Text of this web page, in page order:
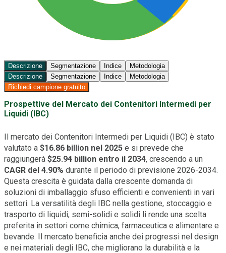
Descrizione Segmentazione Indice
Metodologia
Descrizione
Segmentazione Indice
Metodologia
Richiedi campione gratuito
Prospettive del Mercato dei Contenitori Intermedi per
Liquidi (IBC)
Il mercato dei Contenitori Intermedi per Liquidi (IBC) è stato
valutato a $16.86 billion nel 2025 e si prevede che
raggiungerà $25.94 billion entro il 2034, crescendo a un
CAGR del 4.90% durante il periodo di previsione 2026-2034.
Questa crescita è guidata dalla crescente domanda di
soluzioni di imballaggio sfuso efficienti e convenienti in vari
settori. La versatilità degli IBC nella gestione, stoccaggio e
trasporto di liquidi, semi-solidi e solidi li rende una scelta
preferita in settori come chimica, farmaceutica e alimentare e
bevande. Il mercato beneficia anche dei progressi nel design
e nei materiali degli IBC, che migliorano la durabilità e la